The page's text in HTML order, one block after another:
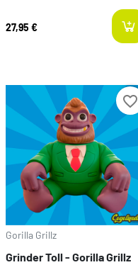
27,95 €
Preço
Gorilla Grillz
Grinder Toll - Gorilla Grillz
favorite_border